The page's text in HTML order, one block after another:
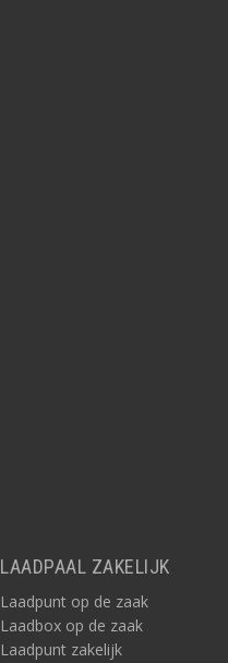
LAADPAAL ZAKELIJK
Laadpunt op de zaak
Laadbox op de zaak
Laadpunt zakelijk